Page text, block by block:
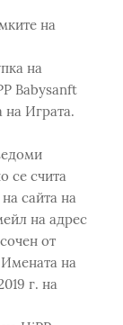
на
на
Babysanft
на Играта.
се счита
сайта на
на адрес
от
на
г. на